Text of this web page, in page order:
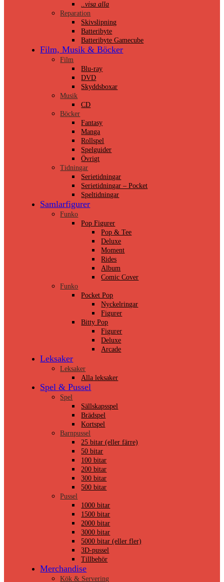
..visa alla
Reparation
Skivslipning
Batteribyte
Batteribyte Gamecube
Film, Musik & Böcker
Film
Blu-ray
DVD
Skyddsboxar
Musik
CD
Böcker
Fantasy
Manga
Rollspel
Spelguider
Övrigt
Tidningar
Serietidningar
Serietidningar – Pocket
Speltidningar
Samlarfigurer
Funko
Pop Figurer
Pop & Tee
Deluxe
Moment
Rides
Album
Comic Cover
Funko
Pocket Pop
Nyckelringar
Figurer
Bitty Pop
Figurer
Deluxe
Arcade
Leksaker
Leksaker
Alla leksaker
Spel & Pussel
Spel
Sällskapsspel
Brädspel
Kortspel
Barnpussel
25 bitar (eller färre)
50 bitar
100 bitar
200 bitar
300 bitar
500 bitar
Pussel
1000 bitar
1500 bitar
2000 bitar
3000 bitar
5000 bitar (eller fler)
3D-pussel
Tillbehör
Merchandise
Kök & Servering